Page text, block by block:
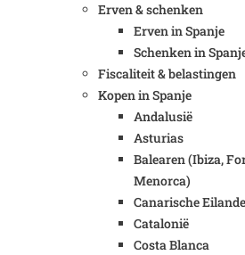
Erven & schenken
Erven in Spanje
Schenken in
Fiscaliteit & belastingen
Kopen in Spanje
Andalusië
Asturias
Balearen (Ibiza,
Menorca)
Canarische
Catalonië
Costa Blanca